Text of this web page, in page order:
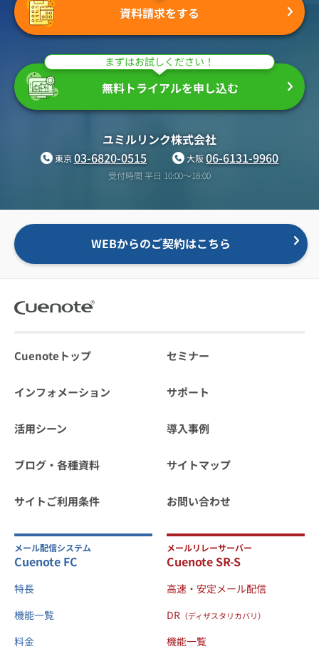
資料請求をする
まずはお試しください！
無料トライアルを申し込む
ユミルリンク株式会社
東京03-6820-0515 大阪06-6131-9960
受付時間 平日 10:00〜18:00
WEBからのご契約はこちら
Cuenoteトップ セミナー
インフォメーション サポート
活用シーン 導入事例
ブログ・各種資料 サイトマップ
サイトご利用条件 お問い合わせ
メール配信システム
Cuenote FC
特長
機能一覧
料金
メールリレーサーバー
Cuenote SR-S
高速・安定メール配信
DR （ディザスタリカバリ）
機能一覧